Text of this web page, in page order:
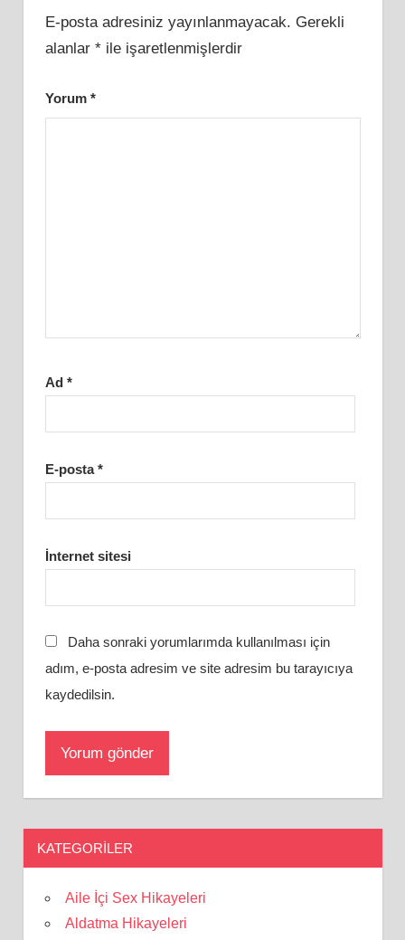
E-posta adresiniz yayınlanmayacak. Gerekli
alanlar *ile işaretlenmişlerdir
Yorum *
Ad *
E-posta*
İnternet sitesi
Daha sonraki yorumlarımda kullanılması için
adım, e-posta adresim ve site adresim bu tarayıcıya
kaydedilsin.
KATEGORILER
Aile İçi Sex Hikayeleri
Aldatma Hikayeleri